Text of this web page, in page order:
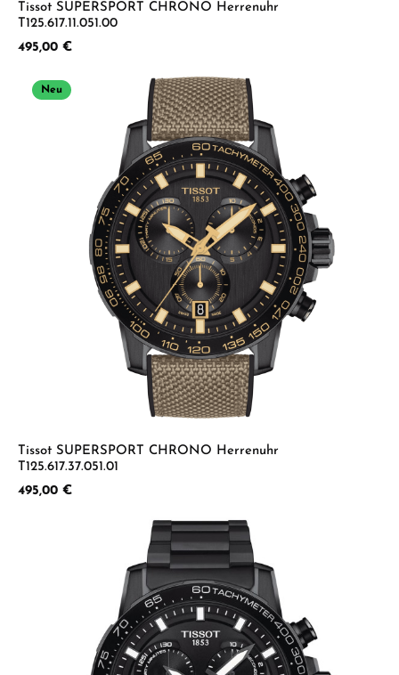
Tissot SUPERSPORT CHRONO Herrenuhr
T125.617.11.051.00
Regulärer Preis:
495,00 €
Neu
Tissot SUPERSPORT CHRONO Herrenuhr
T125.617.37.051.01
Regulärer Preis:
495,00 €